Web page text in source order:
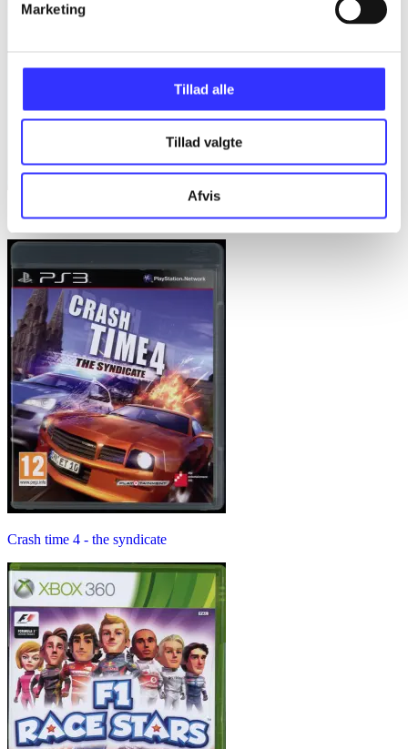
Marketing
Tillad alle
Tillad valgte
Afvis
Sniper elite V2
Crash time 4 - the syndicate